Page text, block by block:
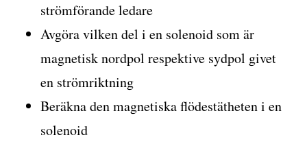
strömförande ledare
Avgöra vilken del i en solenoid som är
magnetisk nordpol respektive sydpol givet
en strömriktning
Beräkna den magnetiska flödestätheten i en
solenoid